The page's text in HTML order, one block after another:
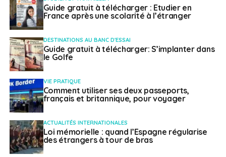
Guide gratuit à télécharger : Etudier en
France après une scolarité à l’étranger
DESTINATIONS AU BANC D'ESSAI
Guide gratuit à télécharger: S’implanter dans
le Golfe
VIE PRATIQUE
Comment utiliser ses deux passeports,
français et britannique, pour voyager
ACTUALITÉS INTERNATIONALES
Loi mémorielle : quand l’Espagne régularise
des étrangers à tour de bras